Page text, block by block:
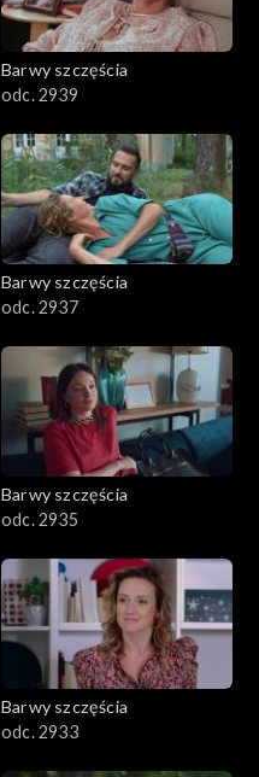
Barwy szczęścia
odc. 2939
Barwy szczęścia
odc. 2937
Barwy szczęścia
odc. 2935
Barwy szczęścia
odc. 2933